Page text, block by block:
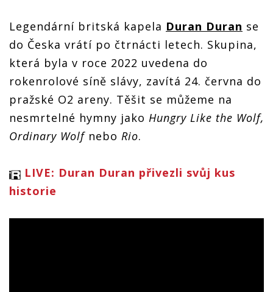
Legendární britská kapela Duran Duran se
do Česka vrátí po čtrnácti letech. Skupina,
která byla v roce 2022 uvedena do
rokenrolové síně slávy, zavítá 24. června do
pražské O2 areny. Těšit se můžeme na
nesmrtelné hymny jako Hungry Like the Wolf,
Ordinary Wolfnebo Rio.
LIVE: Duran Duran přivezli svůj kus
historie